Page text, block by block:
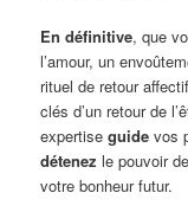
En définitive, que
l’amour, un
rituel de retour
clés d’un retour de
expertiseguide vos
détenez le pouvoir
votre bonheur futur.